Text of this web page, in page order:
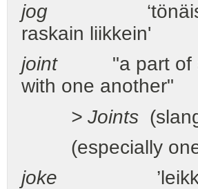
jog ‘tönäistä
raskain liikkein'
joint"a part of a
with one another"
> Joints
(especially one
joke